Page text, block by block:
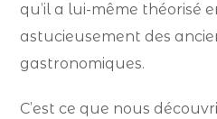
qu’il a lui-même théorisé
astucieusement des
gastronomiques.
C’est ce que nous